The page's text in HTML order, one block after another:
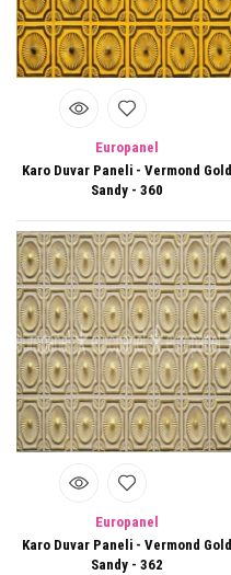
Europanel
Karo Duvar Paneli - Vermond Gold
Sandy - 360
Europanel
Karo Duvar Paneli - Vermond Gold
Sandy - 362